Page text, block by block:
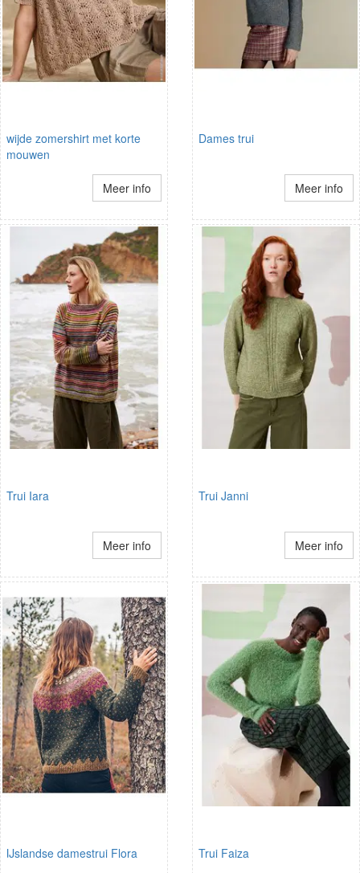
wijde zomershirt met korte
mouwen
Meer info
Dames trui
Meer info
Trui Iara
Meer info
Trui Janni
Meer info
IJslandse damestrui Flora Trui Faiza